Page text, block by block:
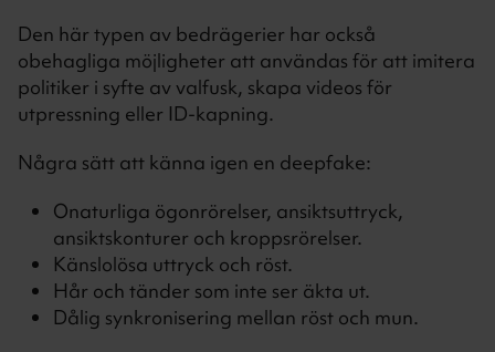
Den här typen av bedrägerier har också
obehagliga möjligheter att användas för att imitera
politiker i syfte av valfusk, skapa videos för
utpressning eller ID-kapning.
Några sätt att känna igen en deepfake:
Onaturliga ögonrörelser, ansiktsuttryck,
ansiktskonturer och kroppsrörelser.
Känslolösa uttryck och röst.
Hår och tänder som inte ser äkta ut.
Dålig synkronisering mellan röst och mun.